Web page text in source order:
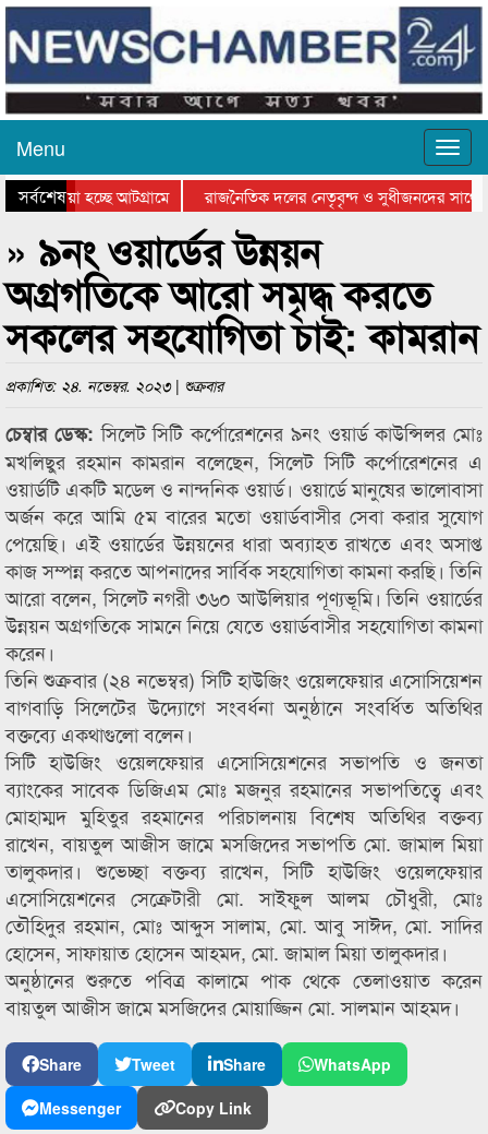
Menu
সর্বশেষ
যাওয়া হচ্ছে আটগ্রামে
রাজনৈতিক দলের নেতৃবৃন্দ ও সুধীজনদের সাথে
সিলেটে বাংলাদেশ গ্রুপ থিয়েটার
» ৯নং ওয়ার্ডের উন্নয়ন
অগ্রগতিকে আরো সমৃদ্ধ করতে
সকলের সহযোগিতা চাই: কামরান
প্রকাশিত: ২৪. নভেম্বর. ২০২৩ | শুক্রবার
চেম্বার ডেস্ক:সিলেট সিটি কর্পোরেশনের ৯নং ওয়ার্ড কাউন্সিলর মোঃ
মখলিছুর রহমান কামরান বলেছেন, সিলেট সিটি কর্পোরেশনের এ
ওয়ার্ডটি একটি মডেল ও নান্দনিক ওয়ার্ড। ওয়ার্ডে মানুষের ভালোবাসা
অর্জন করে আমি ৫ম বারের মতো ওয়ার্ডবাসীর সেবা করার সুযোগ
পেয়েছি। এই ওয়ার্ডের উন্নয়নের ধারা অব্যাহত রাখতে এবং অসাপ্ত
কাজ সম্পন্ন করতে আপনাদের সার্বিক সহযোগিতা কামনা করছি। তিনি
আরো বলেন, সিলেট নগরী ৩৬০ আউলিয়ার পূণ্যভূমি। তিনি ওয়ার্ডের
উন্নয়ন অগ্রগতিকে সামনে নিয়ে যেতে ওয়ার্ডবাসীর সহযোগিতা কামনা
করেন।
তিনি শুক্রবার (২৪ নভেম্বর) সিটি হাউজিং ওয়েলফেয়ার এসোসিয়েশন
বাগবাড়ি সিলেটের উদ্যোগে সংবর্ধনা অনুষ্ঠানে সংবর্ধিত অতিথির
বক্তব্যে একথাগুলো বলেন।
সিটি হাউজিং ওয়েলফেয়ার এসোসিয়েশনের সভাপতি ও জনতা
ব্যাংকের সাবেক ডিজিএম মোঃ মজনুর রহমানের সভাপতিত্বে এবং
মোহাম্মদ মুহিতুর রহমানের পরিচালনায় বিশেষ অতিথির বক্তব্য
রাখেন, বায়তুল আজীস জামে মসজিদের সভাপতি মো. জামাল মিয়া
তালুকদার। শুভেচ্ছা বক্তব্য রাখেন, সিটি হাউজিং ওয়েলফেয়ার
এসোসিয়েশনের সেক্রেটারী মো. সাইফুল আলম চৌধুরী, মোঃ
তৌহিদুর রহমান, মোঃ আব্দুস সালাম, মো. আবু সাঈদ, মো. সাদির
হোসেন, সাফায়াত হোসেন আহমদ, মো. জামাল মিয়া তালুকদার।
অনুষ্ঠানের শুরুতে পবিত্র কালামে পাক থেকে তেলাওয়াত করেন
বায়তুল আজীস জামে মসজিদের মোয়াজ্জিন মো. সালমান আহমদ।
Share Tweet Share
WhatsApp
Messenger
Copy Link